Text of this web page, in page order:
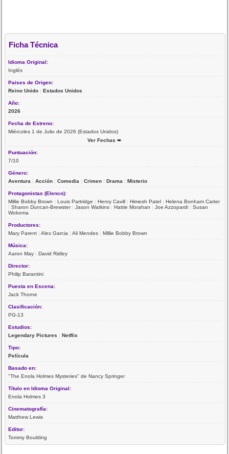
Ficha Técnica
Idioma Original:
Inglés
Paises de Origen:
Reino Unido |Estados Unidos
Año:
2026
Fecha de Estreno:
Miércoles 1 de Julio de 2026 (Estados Unidos)
Ver Fechas ➨
Puntuación:
7/10
Género:
Aventura |Acción |Comedia |Crimen |Drama |Misterio
Protagonistas (Elenco):
Millie Bobby Brown |Louis Partridge |Henry Cavill |Himesh Patel |Helena Bonham Carter
|Sharon Duncan-Brewster|Jason Watkins |Hattie Morahan |Joe Azzopardi |Susan
Wokoma
Productores:
Mary Parent |Alex Garcia |Ali Mendes |Millie Bobby Brown
Música:
Aaron May |David Ridley
Director:
Philip Barantini
Puesta en Escena:
Jack Thorne
Clasificación:
PG-13
Estudios:
Legendary Pictures |Netflix
Tipo:
Película
Basado en:
"The Enola Holmes Mysteries" de Nancy Springer
Título en Idioma Original:
Enola Holmes 3
Cinematografía:
Matthew Lewis
Editor:
Tommy Boulding